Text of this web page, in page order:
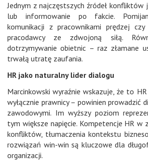
Jednym z najczęstszych źródeł
lub informowanie po fakcie.
komunikacji z pracownikami prędzej
pracodawcy ze zdwojoną siłą.
dotrzymywanie obietnic – raz złamane
trwałą utratę zaufania.
HR jako naturalny lider dialogu
Marcinkowski wyraźnie wskazuje, że to
wyłącznie prawnicy – powinien prowadzić
zawodowymi. Im wyższy poziom
tym większe napięcie. Kompetencje HR w
konfliktów, tłumaczenia kontekstu
rozwiązań win-win są kluczowe dla
organizacji.